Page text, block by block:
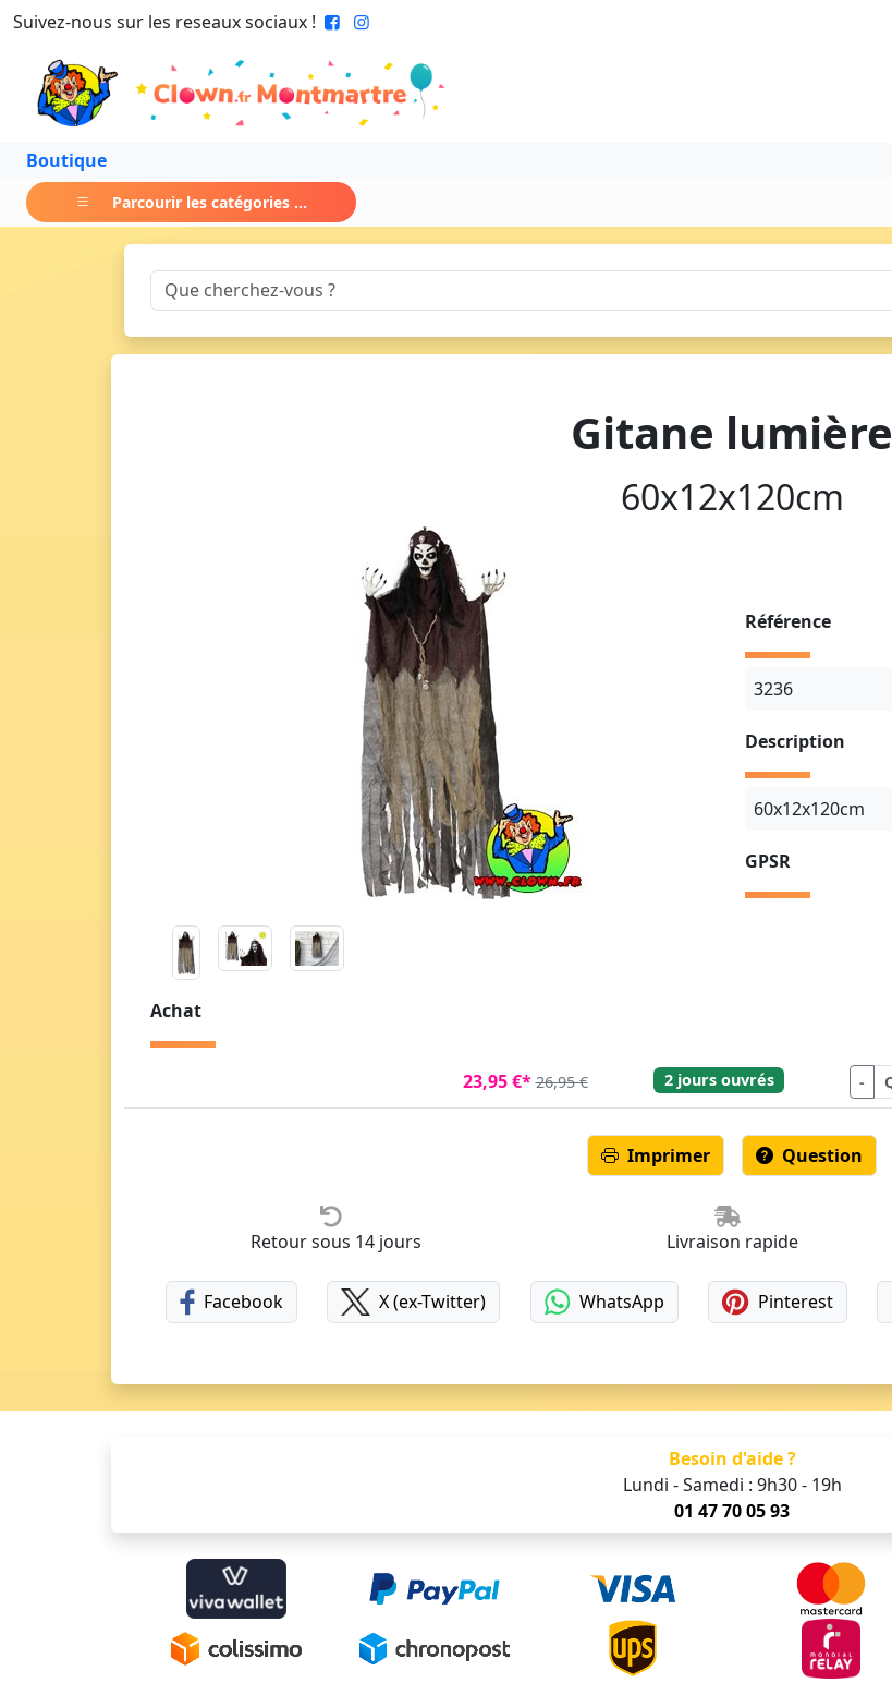
Suivez-nous sur les reseaux sociaux !
Boutique
Parcourir les catégories ...
Gitane lumière
60x12x120cm
Référence
3236
Description
60x12x120cm
GPSR
Achat
23,95 €* 26,95 € 2 jours ouvrés -
Imprimer Question
Retour sous 14 jours Livraison rapide
Facebook X (ex-Twitter) WhatsApp Pinterest
Besoin d'aide ?
Lundi - Samedi : 9h30 - 19h
01 47 70 05 93